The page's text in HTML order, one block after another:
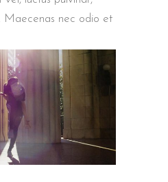
Maecenas nec odio et